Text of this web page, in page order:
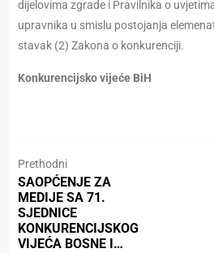
dijelovima zgrade i Pravilnika o
upravnika u smislu postojanja
stavak (2) Zakona o konkurenciji.
Konkurencijsko vijeće BiH
Prethodni
SAOPĆENJE ZA
MEDIJE SA 71.
SJEDNICE
KONKURENCIJSKOG
VIJEĆA BOSNE I…